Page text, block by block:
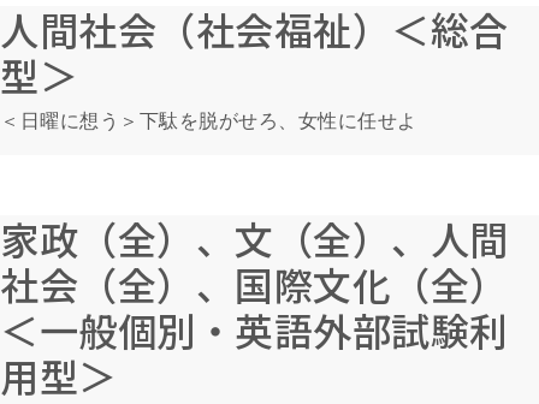
人間社会（社会福祉）＜総合
型＞
＜日曜に想う＞下駄を脱がせろ、女性に任せよ
家政（全）、文（全）、人間
社会（全）、国際文化（全）
＜一般個別・英語外部試験利
用型＞